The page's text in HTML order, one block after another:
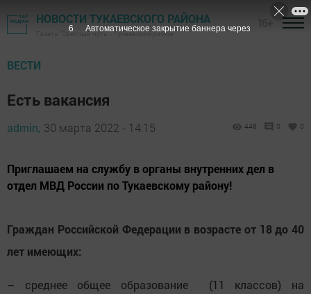
НОВОСТИ ТУКАЕВСКОГО РАЙОНА
Газета "Светлый путь" - Тукаевский район
ВЕСТИ
Есть вакансия
admin, 30 марта 2022 - 14:15 448 0 0
Приглашаем на службу в органы внутренних дел в
отдел МВД России по Тукаевскому району!
Граждан Российской Федерации в возрасте от 18 до 40
лет имеющих:
– среднее общее образование (11 классов) на
5 Автоматическое закрытие баннера через